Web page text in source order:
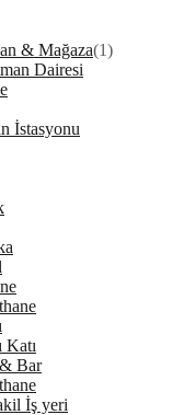
& Mağaza(1)
Dairesi
İstasyonu
Katı
Bar
İş yeri